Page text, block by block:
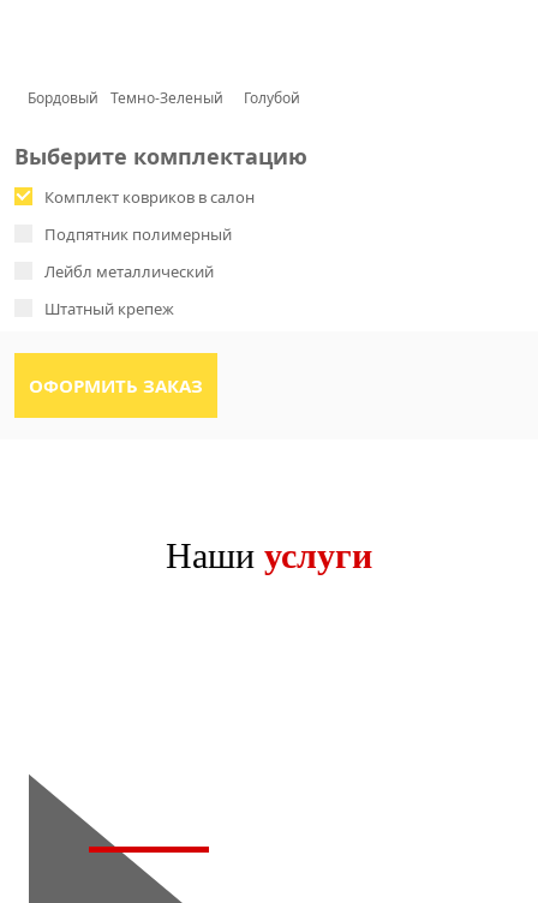
Бордовый Темно-Зеленый Голубой
Выберите комплектацию
Комплект ковриков в салон
Подпятник полимерный
Лейбл металлический
Штатный крепеж
Наши услуги